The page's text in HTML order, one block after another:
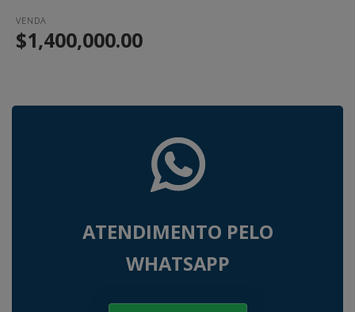
VENDA
$1,400,000.00
ATENDIMENTO PELO
WHATSAPP